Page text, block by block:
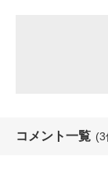
コメント一覧 (3